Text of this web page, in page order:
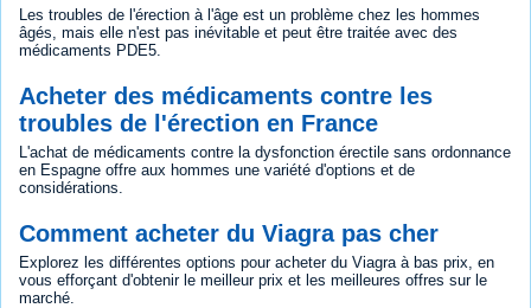
Les troubles de l'érection à l'âge est un problème chez les hommes
âgés, mais elle n'est pas inévitable et peut être traitée avec des
médicaments PDE5.
Acheter des médicaments contre les
troubles de l'érection en France
L'achat de médicaments contre la dysfonction érectile sans ordonnance
en Espagne offre aux hommes une variété d'options et de
considérations.
Comment acheter du Viagra pas cher
Explorez les différentes options pour acheter du Viagra à bas prix, en
vous efforçant d'obtenir le meilleur prix et les meilleures offres sur le
marché.